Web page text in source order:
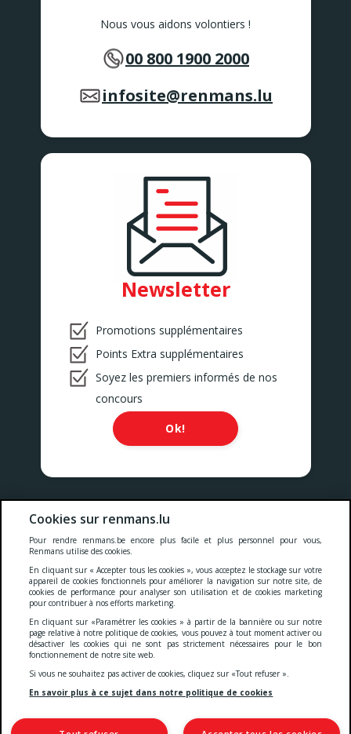
Nous vous aidons volontiers !
00 800 1900 2000
infosite@renmans.lu
Newsletter
Promotions supplémentaires
Points Extra supplémentaires
Soyez les premiers informés de nos
concours
Ok!
Nos prix comprennent toutes les taxes, la TVA, les droits et les
Deklaratioun zur Barrierefräiheet
4 Rue Henri M. Schnadt
2530 Luxembourg
TVA: LU15083165
Cookies sur renmans.lu
Pour rendre renmans.be encore plus facile et plus personnel pour vous,
Renmans utilise des cookies.
En cliquant sur « Accepter tous les cookies », vous acceptez le stockage sur votre
appareil de cookies fonctionnels pour améliorer la navigation sur notre site, de
cookies de performance pour analyser son utilisation et de cookies marketing
pour contribuer à nos efforts marketing.
En cliquant sur «Paramétrer les cookies » à partir de la bannière ou sur notre
page relative à notre politique de cookies, vous pouvez à tout moment activer ou
désactiver les cookies qui ne sont pas strictement nécessaires pour le bon
fonctionnement de notre site web.
Si vous ne souhaitez pas activer de cookies, cliquez sur «Tout refuser ».
En savoir plus à ce sujet dans notre politique de cookies